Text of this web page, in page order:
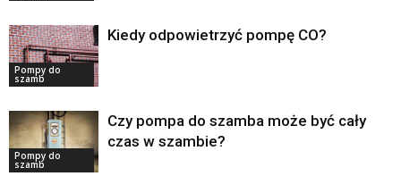
Pompy do
szamb
Kiedy odpowietrzyć pompę CO?
Pompy do
szamb
Czy pompa do szamba może być cały
czas w szambie?